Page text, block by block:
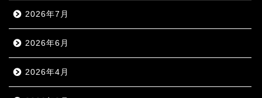
2026年7月
2026年6月
2026年4月